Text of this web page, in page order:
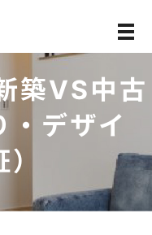
メ
築VS中古
・デザイ